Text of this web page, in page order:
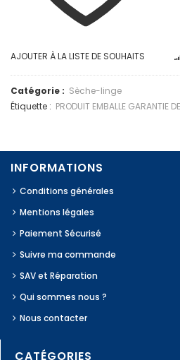
AJOUTER À LA LISTE DE SOUHAITS
Catégorie : Sèche-linge
Étiquette : PRODUIT EMBALLE GARANTIE
INFORMATIONS
Conditions générales
Mentions légales
Paiement Sécurisé
Suivre ma commande
SAV et Réparation
Qui sommes nous ?
Nous contacter
CATÉGORIES